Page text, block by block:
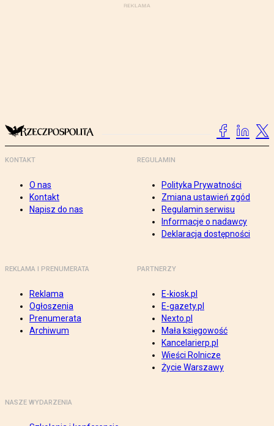
KONTAKT
O nas
Kontakt
Napisz do nas
REGULAMIN
Polityka Prywatności
Zmiana ustawień zgód
Regulamin serwisu
Informacje o nadawcy
Deklaracja dostępności
REKLAMA I PRENUMERATA
Reklama
Ogłoszenia
Prenumerata
Archiwum
PARTNERZY
E-kiosk.pl
E-gazety.pl
Nexto.pl
Mała księgowość
Kancelarierp.pl
Wieści Rolnicze
Życie Warszawy
NASZE WYDARZENIA